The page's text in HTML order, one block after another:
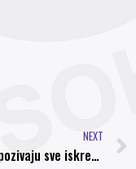
NEXT
Demoni pozivaju sve iskrene navijače da podrže Bosnu u subotu protiv Radničkog!